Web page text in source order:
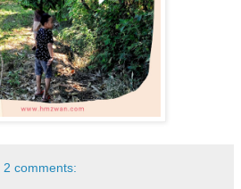
2 comments: